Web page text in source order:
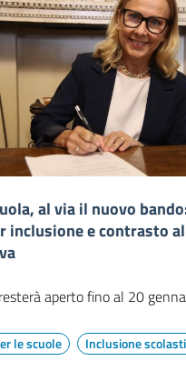
al via il nuovo
inclusione e contrasto
aperto fino al 20
le scuole Inclusione